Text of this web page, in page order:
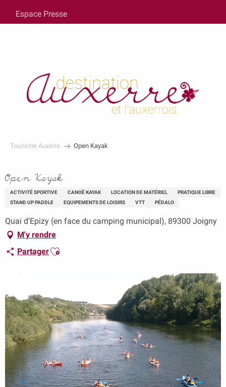
contenu
principal
Espace Presse
Tourisme Auxerre Open Kayak
Open Kayak
ACTIVITÉ SPORTIVE CANOË KAYAK LOCATION DE MATÉRIEL
PRATIQUE LIBRE
STAND UP PADDLE
EQUIPEMENTS DE LOISIRS VTT PÉDALO
Quai d'Epizy (en face du camping municipal), 89300 Joigny
M'y rendre
PartagerAjouter aux favoris